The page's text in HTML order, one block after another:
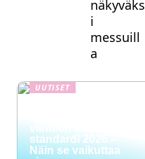
näkyväks
i
messuill
a
UUTISET
viihteen uusi
standardi 2026 –
Näin se vaikuttaa